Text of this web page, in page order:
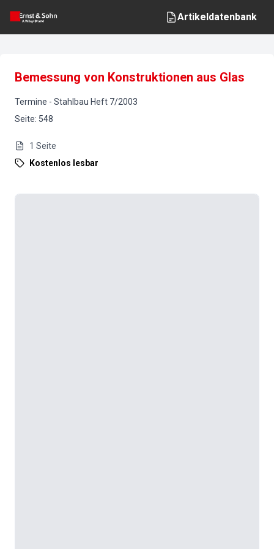
Artikeldatenbank
Bemessung von Konstruktionen aus Glas
Termine - Stahlbau Heft 7/2003
Seite: 548
1 Seite
Kostenlos lesbar